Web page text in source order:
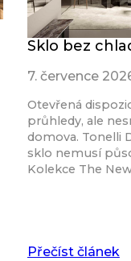
Sklo bez
7. července
Otevřená
průhledy, ale
domova. Tonelli
sklo nemusí
Kolekce The
Přečíst článek